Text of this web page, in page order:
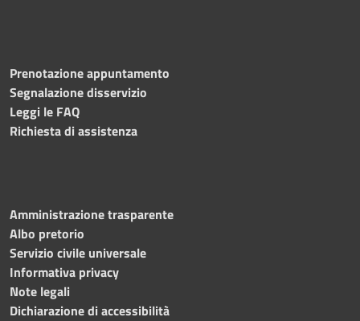
Prenotazione appuntamento
Segnalazione disservizio
Leggi le FAQ
Richiesta di assistenza
Amministrazione trasparente
Albo pretorio
Servizio civile universale
Informativa privacy
Note legali
Dichiarazione di accessibilità